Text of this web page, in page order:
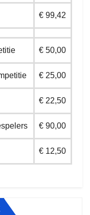
€ 99,42
€ 50,00
€ 25,00
€ 22,50
€ 90,00
€ 12,50